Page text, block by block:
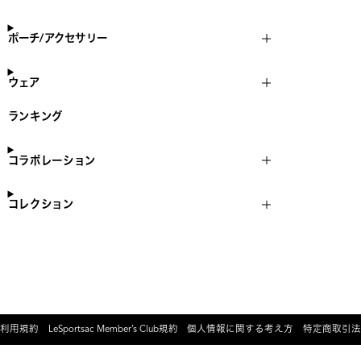
ポーチ/アクセサリー
ウェア
ランキング
コラボレーション
コレクション
利用規約 LeSportsac Member’s Club規約 個人情報に関する考え方 特定商取引